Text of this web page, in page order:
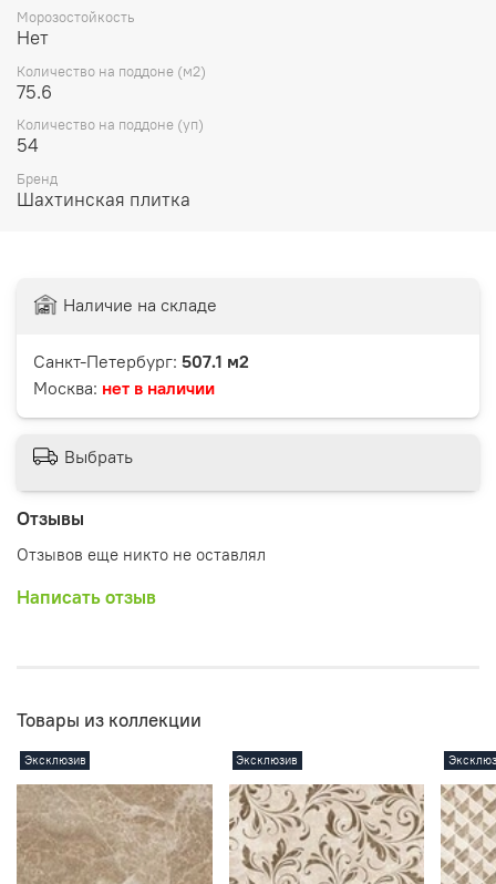
Морозостойкость
Нет
Количество на поддоне (м2)
75.6
Количество на поддоне (уп)
54
Бренд
Шахтинская плитка
Отзывы
Отзывов еще никто не оставлял
Написать отзыв
Наличие на складе
Санкт-Петербург: 507.1 м2
Москва: нет в наличии
Выбрать
Товары из коллекции
Эксклюзив Эксклюзив